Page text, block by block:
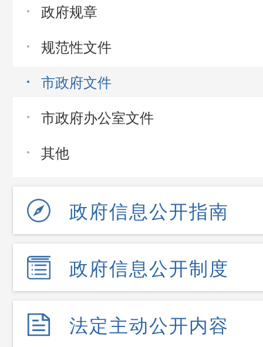
政府规章
规范性文件
市政府文件
市政府办公室文件
其他
政府信息公开指南
政府信息公开制度
法定主动公开内容